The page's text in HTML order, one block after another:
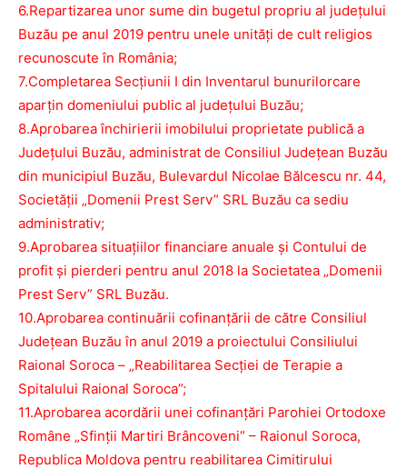
6.Repartizarea unor sume din bugetul propriu al judeţului
Buzău pe anul 2019 pentru unele unităţi de cult religios
recunoscute în România;
7.Completarea Secțiunii I din Inventarul bunurilorcare
aparţin domeniului public al judeţului Buzău;
8.Aprobarea închirierii imobilului proprietate publică a
Județului Buzău, administrat de Consiliul Județean Buzău
din municipiul Buzău, Bulevardul Nicolae Bălcescu nr. 44,
Societății „Domenii Prest Serv” SRL Buzău ca sediu
administrativ;
9.Aprobarea situațiilor financiare anuale și Contului de
profit și pierderi pentru anul 2018 la Societatea „Domenii
Prest Serv” SRL Buzău.
10.Aprobarea continuării cofinanțării de către Consiliul
Județean Buzău în anul 2019 a proiectului Consiliului
Raional Soroca – „Reabilitarea Secției de Terapie a
Spitalului Raional Soroca”;
11.Aprobarea acordării unei cofinanțări Parohiei Ortodoxe
Române „Sfinții Martiri Brâncoveni” – Raionul Soroca,
Republica Moldova pentru reabilitarea Cimitirului